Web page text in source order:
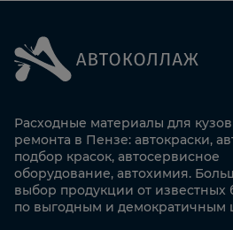
Расходные материалы для
ремонта в Пензе: автокраски,
подбор красок, автосервисное
оборудование, автохимия.
выбор продукции от известных
по выгодным и демократичным